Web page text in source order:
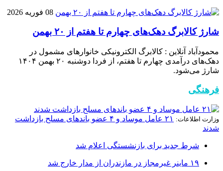
08 فوریه 2026
شارژ کالابرگ دهک‌های چهارم تا هفتم از ۲۰ بهمن
محمودآباد آنلاین : کالابرگ الکترونیکی خانوار‌های مشمول در
دهک‌های درآمدی چهارم تا هفتم، از فردا دوشنبه ۲۰ بهمن ۱۴۰۴
شارژ می‌شود.
فرهنگی
وزارت اطلاعات:
۲۱ عامل موساد و ۴ عضو باند‌های مسلح بازداشت
شدند
شرط جدید برای بازنشستگی اعلام شد
۱۹ ماینر غیرمجاز در مازندران از مدار خارج شد